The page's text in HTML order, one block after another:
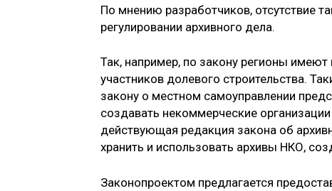
По мнению разработчиков, отсутствие
регулировании архивного дела.
Так, например, по закону регионы
участников долевого строительства.
закону о местном самоуправлении
создавать некоммерческие
действующая редакция закона об
хранить и использовать архивы НКО,
Законопроектом предлагается